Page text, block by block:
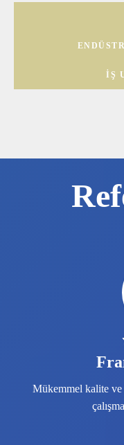
İŞ
Mükemmel kalite ve